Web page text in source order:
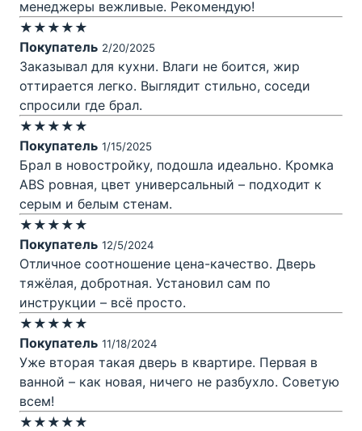
менеджеры вежливые. Рекомендую!
★★★★★
Покупатель 2/20/2025
Заказывал для кухни. Влаги не боится, жир
оттирается легко. Выглядит стильно, соседи
спросили где брал.
★★★★★
Покупатель 1/15/2025
Брал в новостройку, подошла идеально. Кромка
ABS ровная, цвет универсальный – подходит к
серым и белым стенам.
★★★★★
Покупатель 12/5/2024
Отличное соотношение цена-качество. Дверь
тяжёлая, добротная. Установил сам по
инструкции – всё просто.
★★★★★
Покупатель 11/18/2024
Уже вторая такая дверь в квартире. Первая в
ванной – как новая, ничего не разбухло. Советую
всем!
★★★★★